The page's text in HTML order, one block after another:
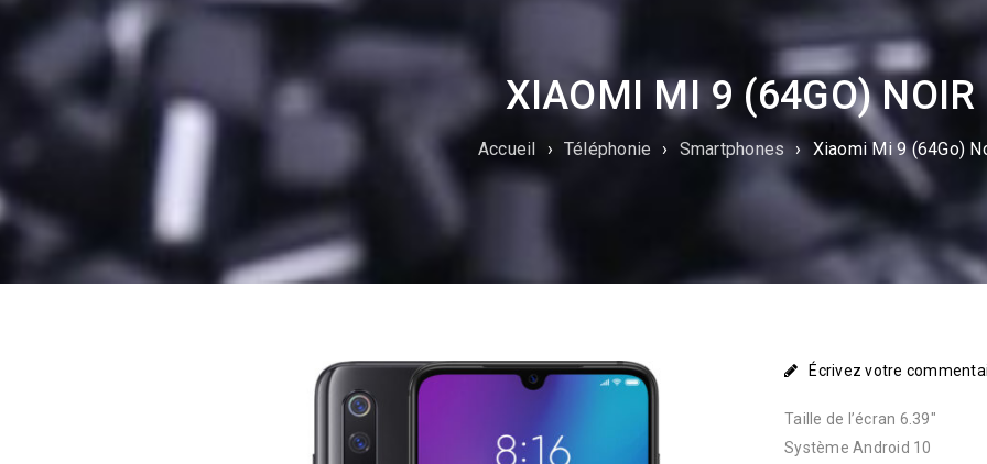
XIAOMI MI 9 (64GO) NOIR
Accueil › Téléphonie › Smartphones › Xiaomi Mi 9 (64Go)
Écrivez votre
Taille de l’écran 6.39″
Système Android 10